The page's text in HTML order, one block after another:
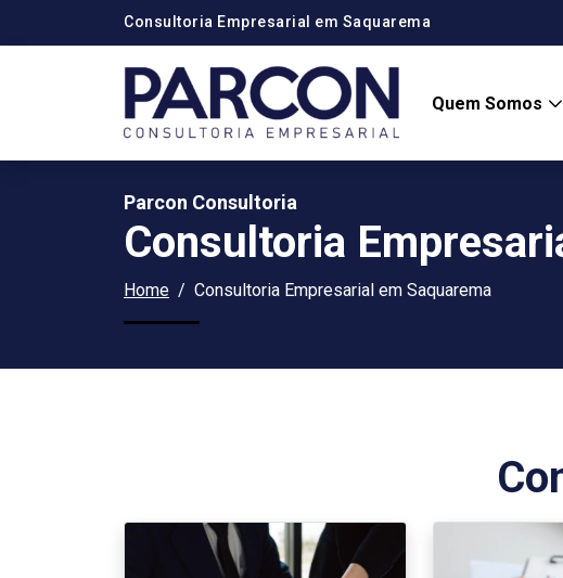
Consultoria Empresarial em Saquarema
Quem Somos
Parcon Consultoria
Consultoria
Home Consultoria Empresarial em Saquarema